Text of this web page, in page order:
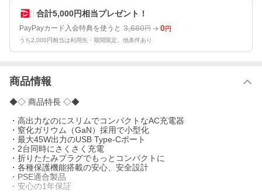
合計5,000円相当プレゼント！
PayPayカード入会特典を使うと 3,680円 0円
うち2,000円相当は利用先・期間限定。他条件あり
商品情報
◆◇ 商品特長 ◇◆
・高出力なのにスリムでコンパクトなAC充電器
・窒化ガリウム（GaN）採用で小型化
・最大45W出力のUSB Type-Cポート
・2台同時にさくさく充電
・折りたたみプラグでもっとコンパクトに
・各種保護機能搭載の安心、安全設計
・PSE適合製品
・安心の1年保証